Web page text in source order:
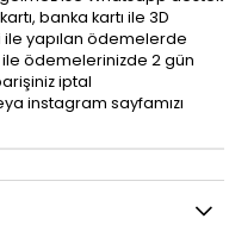
banka kartı ile 3D
yapılan ödemelerde
ile ödemelerinizde 2 gün
iptal
instagram sayfamızı